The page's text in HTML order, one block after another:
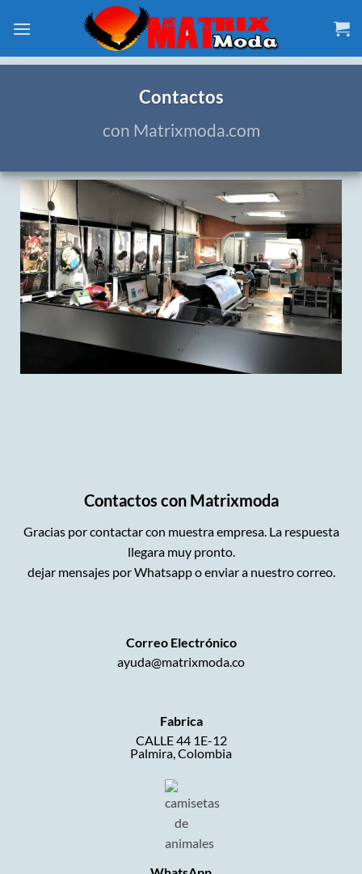
Contactos
con Matrixmoda.com
Contactos con Matrixmoda
Gracias por contactar con muestra empresa. La respuesta
llegara muy pronto.
dejar mensajes por Whatsapp o enviar a nuestro correo.
Correo Electrónico
ayuda@matrixmoda.co
Fabrica
CALLE 44 1E-12
Palmira, Colombia